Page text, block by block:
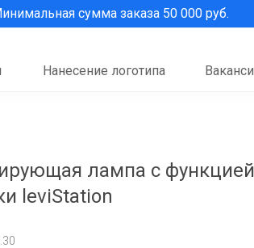
Нанесение логотипа
сумма заказа 50 000 руб.
лампа с
leviStation